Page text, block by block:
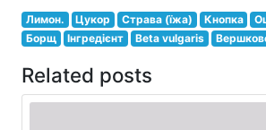
Лимон. Цукор Страва (їжа) Кнопка
Борщ
Інгредієнт Beta vulgaris
Related posts